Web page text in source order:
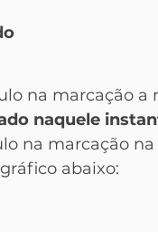
na marcação a
naquele
na marcação na
abaixo: